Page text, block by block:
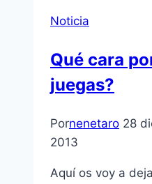
Noticia
Qué cara
juegas?
Pornenetaro 28
2013
Aquí­ os voy a